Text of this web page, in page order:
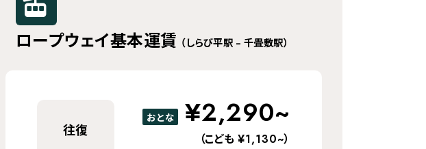
ロープウェイ基本運賃 （しらび平駅 – 千畳敷駅）
往復
おとな ¥2,290~
（こども¥1,130~）